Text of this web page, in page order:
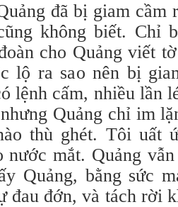
đã bị giam cầm
không biết. Chỉ
cho Quảng viết
lộ ra sao nên bị
lệnh cấm, nhiều lần
Quảng chỉ im
thù ghét. Tôi uất
nước mắt. Quảng
Quảng, bằng sức
đau đớn, và tách rời